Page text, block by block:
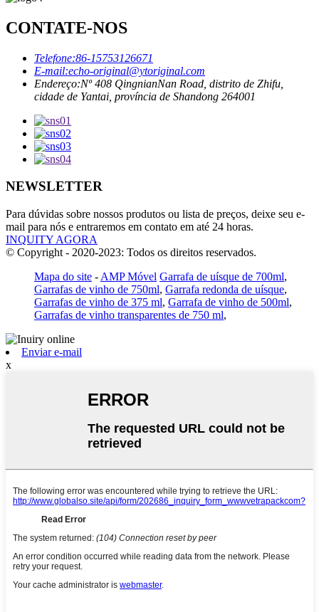
CONTATE-NOS
Telefone:86-15753126671
E-mail:echo-original@ytoriginal.com
Endereço:Nº 408 QingnianNan Road, distrito de Zhifu,
cidade de Yantai, província de Shandong 264001
NEWSLETTER
Para dúvidas sobre nossos produtos ou lista de preços, deixe seu e-
mail para nós e entraremos em contato em até 24 horas.
INQUITY AGORA
© Copyright - 2020-2023: Todos os direitos reservados.
Mapa do site - AMP Móvel Garrafa de uísque de 700ml,
Garrafas de vinho de 750ml, Garrafa redonda de uísque,
Garrafas de vinho de 375 ml, Garrafa de vinho de 500ml,
Garrafas de vinho transparentes de 750 ml,
Enviar e-mail
x